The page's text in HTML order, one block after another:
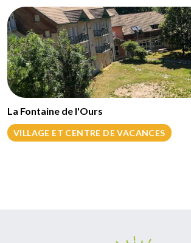
La Fontaine de l'Ours
VILLAGE ET CENTRE DE VACANCES